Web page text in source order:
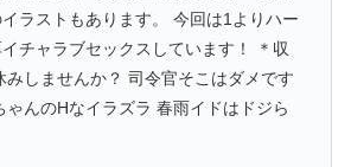
ラストもあります。 今回は1よりハー
チャラブセックスしています！ ＊収
みしませんか？ 司令官そこはダメです
ゃんのHなイラズラ 春雨イドはドジら